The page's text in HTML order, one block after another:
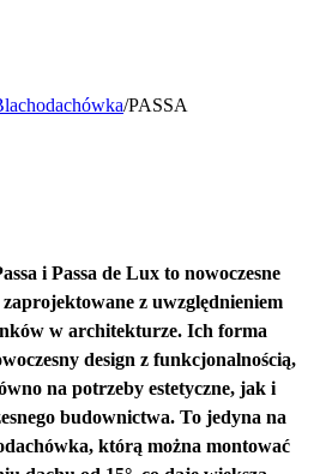
/PASSA
i Passa de Lux to nowoczesne
z uwzględnieniem
w architekturze. Ich forma
design z funkcjonalnością,
na potrzeby estetyczne, jak i
budownictwa. To jedyna na
którą można montować